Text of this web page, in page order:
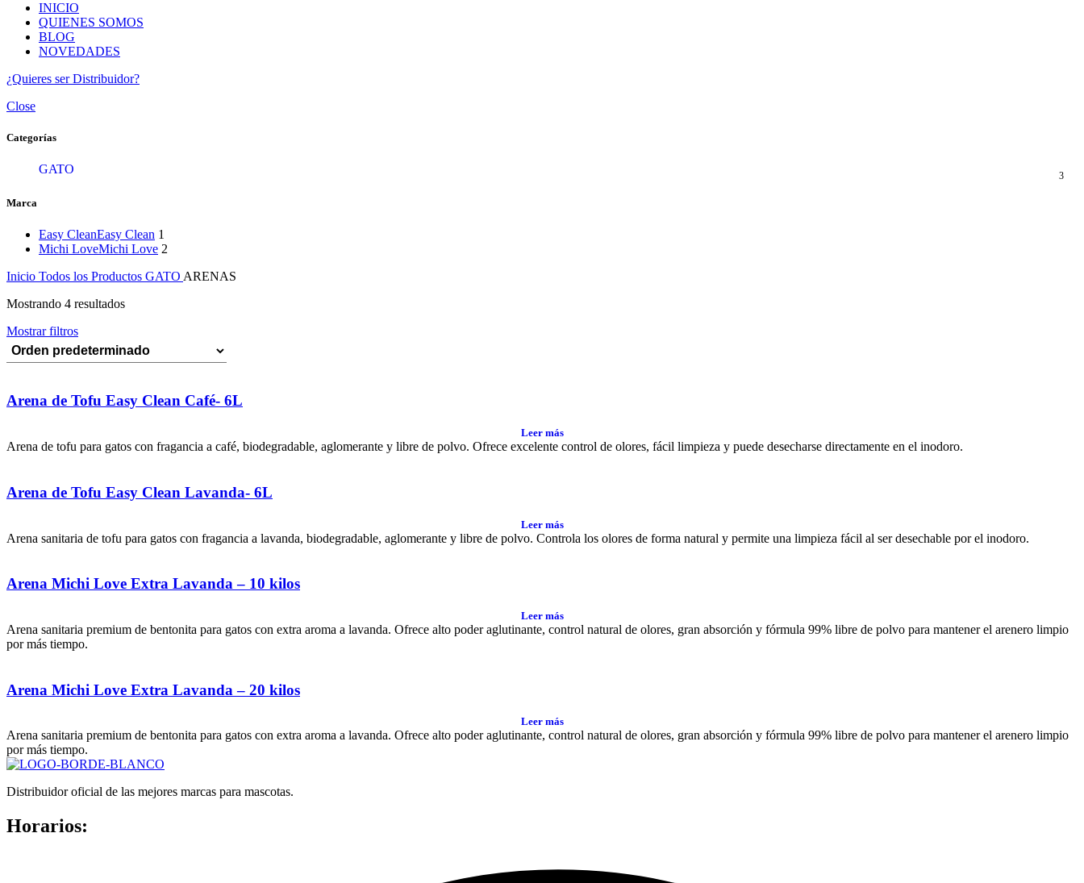
INICIO
QUIENES SOMOS
BLOG
NOVEDADES
¿Quieres ser Distribuidor?
Close
Categorías
GATO 3
Marca
Easy CleanEasy Clean 1
Michi LoveMichi Love 2
Inicio Todos los Productos GATO ARENAS
Mostrando 4 resultados
Mostrar filtros
Arena de Tofu Easy Clean Café- 6L
Leer más
Arena de tofu para gatos con fragancia a café, biodegradable, aglomerante y libre de polvo. Ofrece excelente control de olores, fácil limpieza y puede desecharse directamente en el inodoro.
Arena de Tofu Easy Clean Lavanda- 6L
Leer más
Arena sanitaria de tofu para gatos con fragancia a lavanda, biodegradable, aglomerante y libre de polvo. Controla los olores de forma natural y permite una limpieza fácil al ser desechable por el inodoro.
Arena Michi Love Extra Lavanda – 10 kilos
Leer más
Arena sanitaria premium de bentonita para gatos con extra aroma a lavanda. Ofrece alto poder aglutinante, control natural de olores, gran absorción y fórmula 99% libre de polvo para mantener el arenero limpio
por más tiempo.
Arena Michi Love Extra Lavanda – 20 kilos
Leer más
Arena sanitaria premium de bentonita para gatos con extra aroma a lavanda. Ofrece alto poder aglutinante, control natural de olores, gran absorción y fórmula 99% libre de polvo para mantener el arenero limpio
por más tiempo.
Distribuidor oficial de las mejores marcas para mascotas.
Horarios: